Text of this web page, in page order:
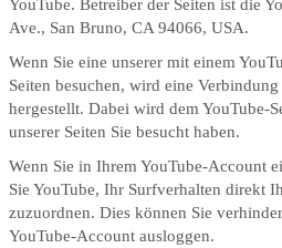
YouTube. Betreiber der Seiten ist die
Ave., San Bruno, CA 94066, USA.
Wenn Sie eine unserer mit einem
Seiten besuchen, wird eine
hergestellt. Dabei wird dem YouTube-
unserer Seiten Sie besucht haben.
Wenn Sie in Ihrem YouTube-Account
Sie YouTube, Ihr Surfverhalten direkt
zuzuordnen. Dies können Sie
YouTube-Account ausloggen.